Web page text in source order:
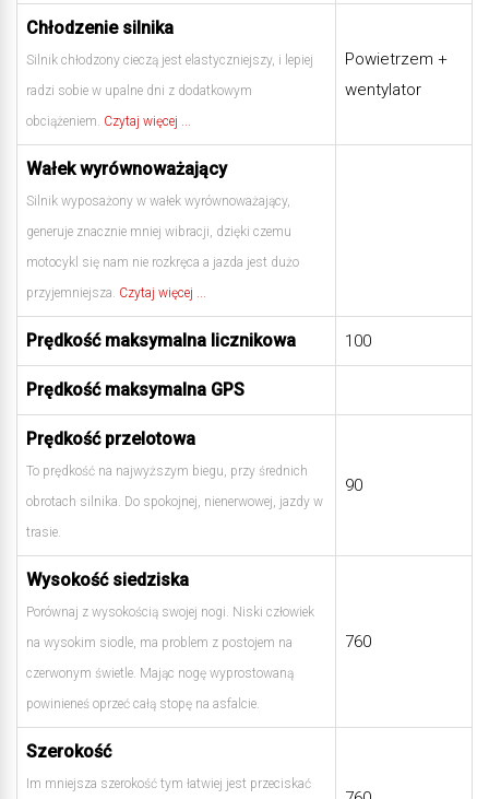
Chłodzenie silnika
Silnik chłodzony cieczą jest elastyczniejszy, i lepiej
radzi sobie w upalne dni z dodatkowym
obciążeniem. Czytaj więcej ...
Powietrzem +
wentylator
Wałek wyrównoważający
Silnik wyposażony w wałek wyrównoważający,
generuje znacznie mniej wibracji, dzięki czemu
motocykl się nam nie rozkręca a jazda jest dużo
przyjemniejsza. Czytaj więcej ...
Prędkość maksymalna licznikowa 100
Prędkość maksymalna GPS
Prędkość przelotowa
To prędkość na najwyższym biegu, przy średnich
obrotach silnika. Do spokojnej, nienerwowej, jazdy w
trasie.
90
Wysokość siedziska
Porównaj z wysokością swojej nogi. Niski człowiek
na wysokim siodle, ma problem z postojem na
czerwonym świetle. Mając nogę wyprostowaną
powinieneś oprzeć całą stopę na asfalcie.
760
Szerokość
Im mniejsza szerokość tym łatwiej jest przeciskać